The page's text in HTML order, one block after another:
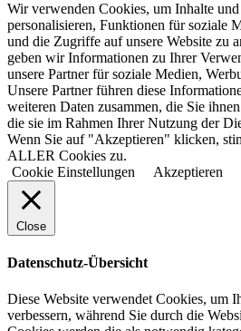
Wir verwenden Cookies, um Inhalte
personalisieren, Funktionen für soziale
und die Zugriffe auf unsere Website zu
geben wir Informationen zu Ihrer
unsere Partner für soziale Medien,
Unsere Partner führen diese
weiteren Daten zusammen, die Sie
die sie im Rahmen Ihrer Nutzung der
Wenn Sie auf "Akzeptieren" klicken,
ALLER Cookies zu.
Cookie Einstellungen
Akzeptieren
Close
Datenschutz-Übersicht
Diese Website verwendet Cookies, um
verbessern, während Sie durch die